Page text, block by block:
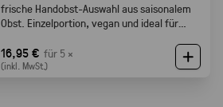
frische Handobst-Auswahl aus saisonalem
Obst. Einzelportion, vegan und ideal für
16,95 € für 5 ×
(inkl. MwSt.)